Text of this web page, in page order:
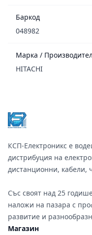
Баркод
048982
Марка / Производител
HITACHI
КСП-Електроникс е
дистрибуция на
дистанционни, кабели,
Със своят над 25
наложи на пазара с
развитие и
Магазин